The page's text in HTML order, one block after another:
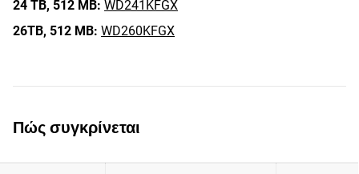
24 TB, 512 MB: WD241KFGX
26TB, 512 MB: WD260KFGX
Πώς συγκρίνεται